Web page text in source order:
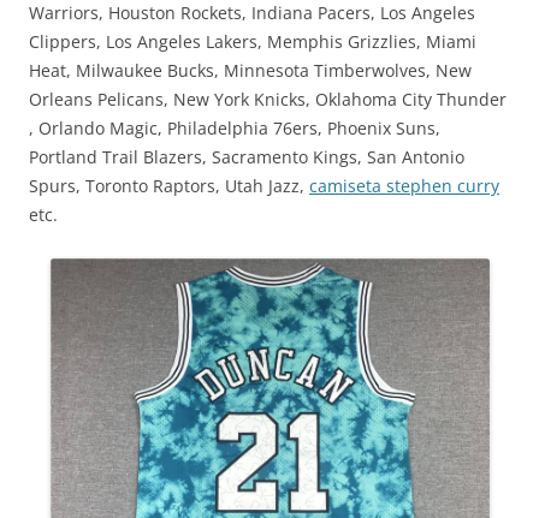
Warriors, Houston Rockets, Indiana Pacers, Los Angeles
Clippers, Los Angeles Lakers, Memphis Grizzlies, Miami
Heat, Milwaukee Bucks, Minnesota Timberwolves, New
Orleans Pelicans, New York Knicks, Oklahoma City Thunder
, Orlando Magic, Philadelphia 76ers, Phoenix Suns,
Portland Trail Blazers, Sacramento Kings, San Antonio
Spurs, Toronto Raptors, Utah Jazz, camiseta stephen curry
etc.